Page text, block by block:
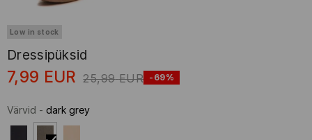
Low in stock
Dressipüksid
7,99 EUR 25,99 EUR -69%
Värvid - dark grey